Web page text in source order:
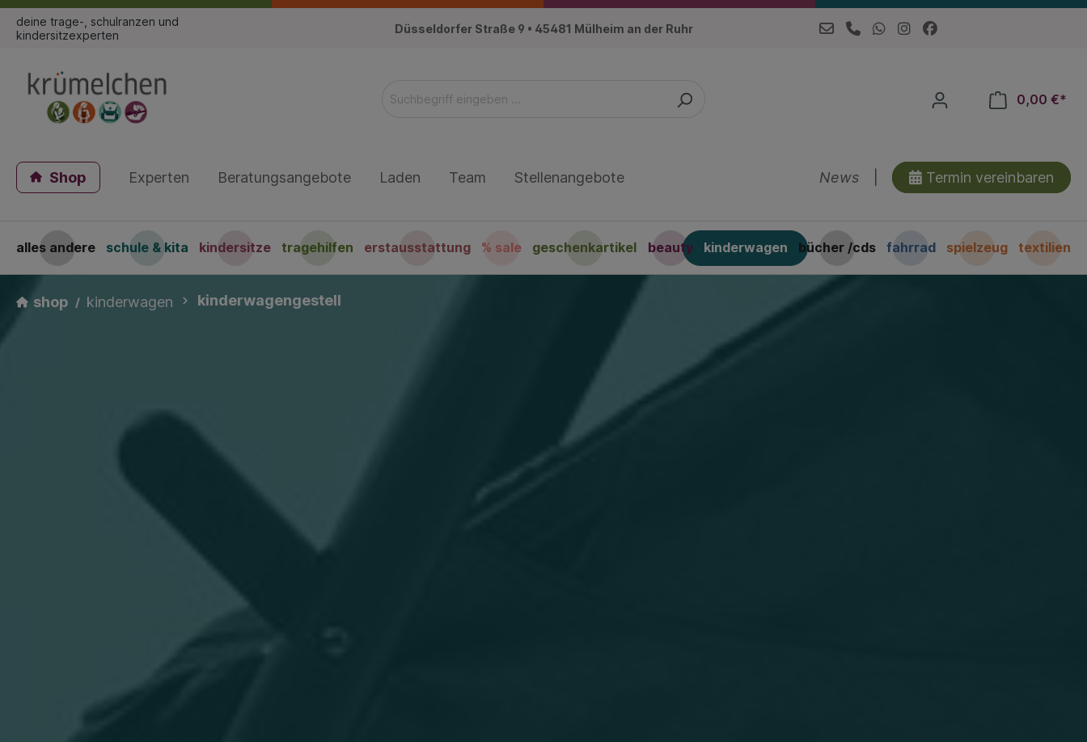
deine trage-, schulranzen und
kindersitzexperten
Düsseldorfer Straße 9 • 45481 Mülheim an der Ruhr
0,00 €*
Shop Experten Beratungsangebote Laden Team Stellenangebote News Termin vereinbaren
alles andere schule & kita kindersitze tragehilfen erstausstattung % sale geschenkartikel beauty kinderwagen bücher /cds fahrrad spielzeug textilien
shop kinderwagen kinderwagengestell